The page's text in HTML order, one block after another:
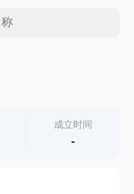
成立时间
-